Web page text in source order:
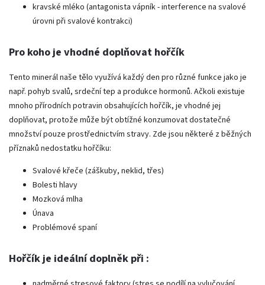
kravské mléko (antagonista vápník - interference na svalové
úrovni při svalové kontrakci)
Pro koho je vhodné doplňovat hořčík
Tento minerál naše tělo využívá každý den pro různé funkce jako je
např. pohyb svalů, srdeční tep a produkce hormonů. Ačkoli existuje
mnoho přírodních potravin obsahujících hořčík, je vhodné jej
doplňovat, protože může být obtížné konzumovat dostatečné
množství pouze prostřednictvím stravy. Zde jsou některé z běžných
příznaků nedostatku hořčíku:
Svalové křeče (záškuby, neklid, třes)
Bolesti hlavy
Mozková mlha
Únava
Problémové spaní
Hořčík je ideální doplněk při :